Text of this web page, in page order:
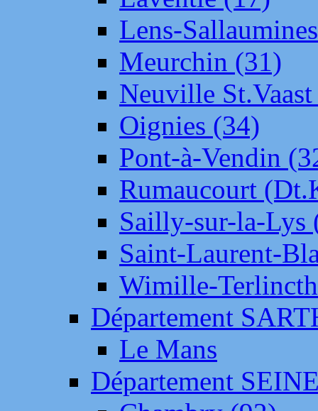
Lens-
Meurchin (31)
Neuville
Oignies (34)
Pont-à-Vendin
Rumaucourt
Sailly-sur-la-Lys
Saint-Laurent-
Wimille-
Département
Le Mans
Département